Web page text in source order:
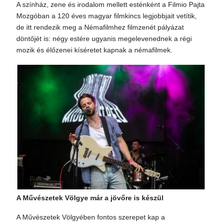
A színház, zene és irodalom mellett esténként a Filmio Pajta
Mozgóban a 120 éves magyar filmkincs legjobbjait vetítik,
de itt rendezik meg a Némafilmhez filmzenét pályázat
döntőjét is: négy estére ugyanis megelevenednek a régi
mozik és élőzenei kíséretet kapnak a némafilmek.
A Művészetek Völgye már a jövőre is készül
A Művészetek Völgyében fontos szerepet kap a